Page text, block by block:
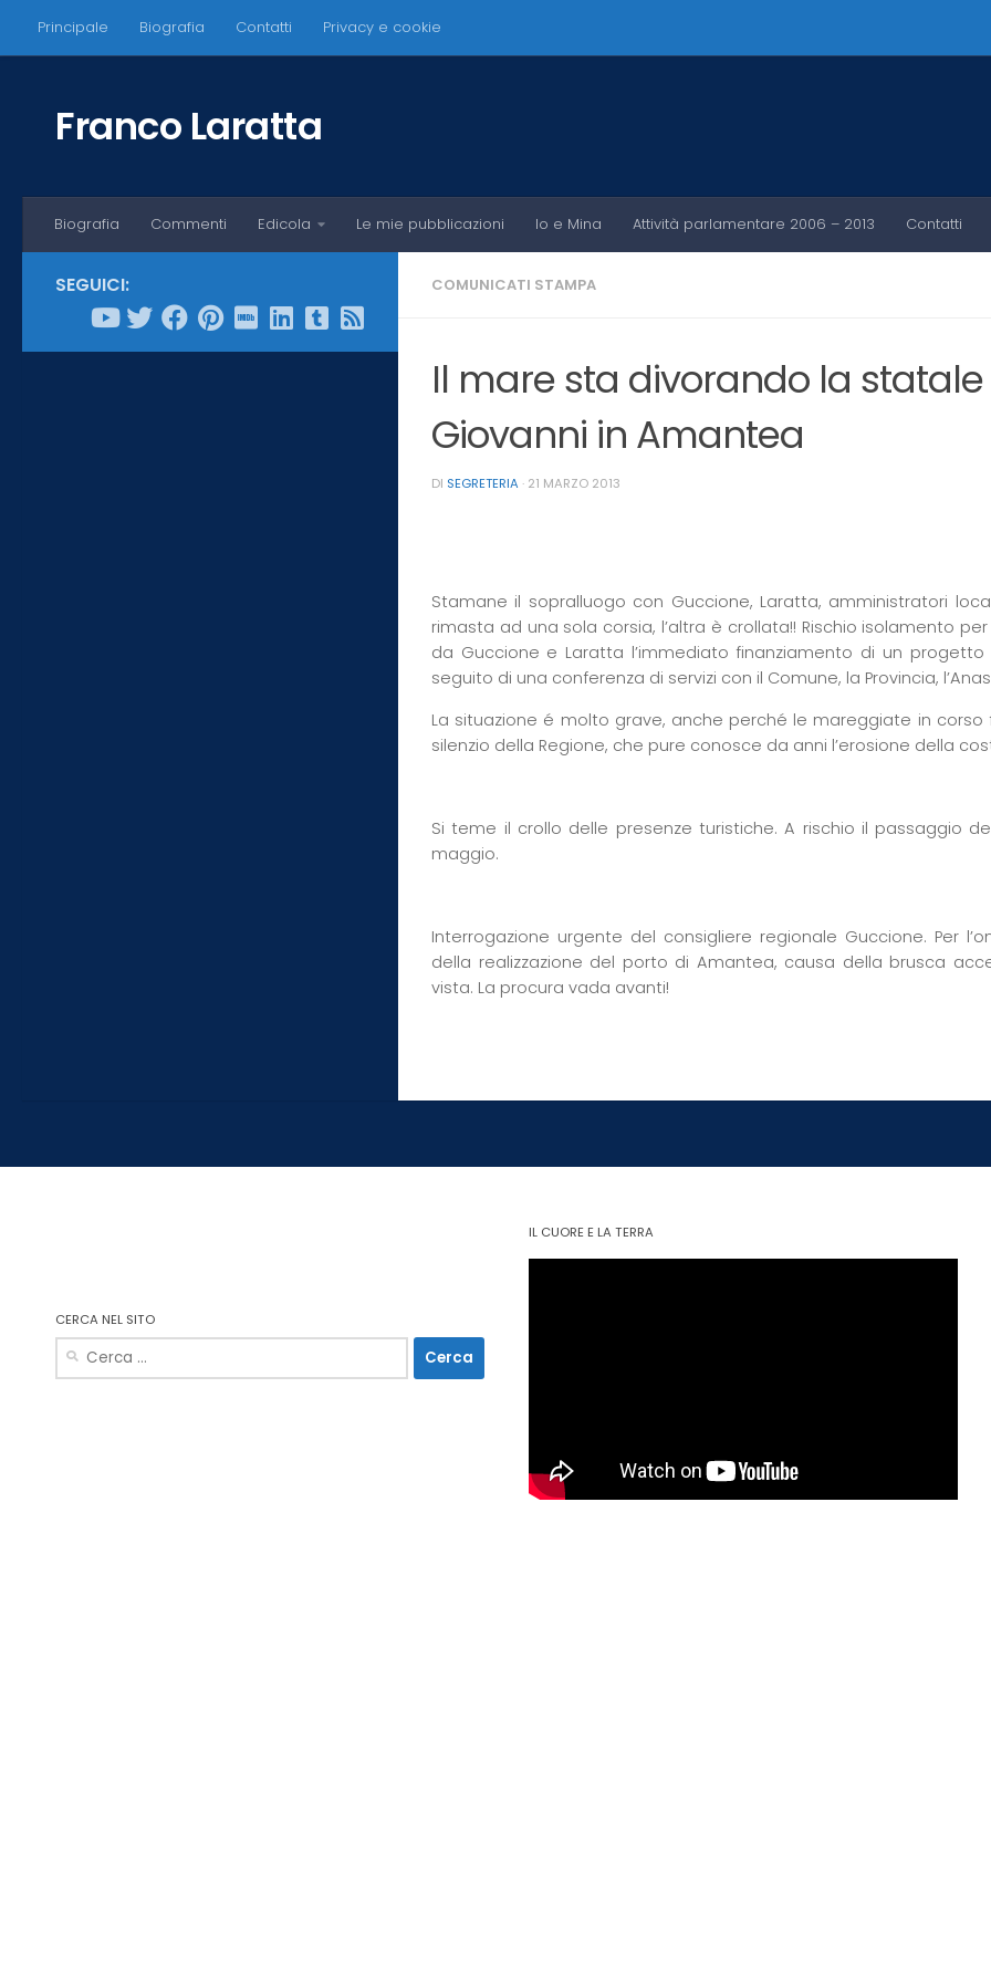
Salta al contenuto
Principale Biografia Contatti Privacy e cookie
Franco Laratta
Biografia Commenti Edicola Le mie pubblicazioni Io e Mina Attività parlamentare 2006 – 2013 Contatti
COMUNICATI STAMPA
Il mare sta divorando la statale
Giovanni in Amantea
DI SEGRETERIA · 21 MARZO 2013
Stamane il sopralluogo con Guccione, Laratta, amministratori
rimasta ad una sola corsia, l’altra è crollata!! Rischio isolamento
da Guccione e Laratta l’immediato finanziamento di un
seguito di una conferenza di servizi con il Comune, la Provincia,
La situazione é molto grave, anche perché le mareggiate in
silenzio della Regione, che pure conosce da anni l’erosione della
Si teme il crollo delle presenze turistiche. A rischio il passaggio
maggio.
Interrogazione urgente del consigliere regionale Guccione. Per
della realizzazione del porto di Amantea, causa della brusca
vista. La procura vada avanti!
SEGUICI:
CERCA NEL SITO
Ricerca
per:
IL CUORE E LA TERRA